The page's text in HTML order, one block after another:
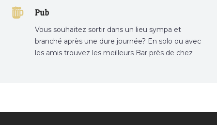
Pub
Vous souhaitez sortir dans un lieu sympa et
branché après une dure journée? En solo ou avec
les amis trouvez les meilleurs Bar près de chez